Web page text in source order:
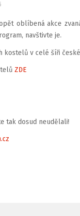
oblíbená akce
navštivte je.
kostelů v celé šíři
ZDE
tak dosud neudělali!